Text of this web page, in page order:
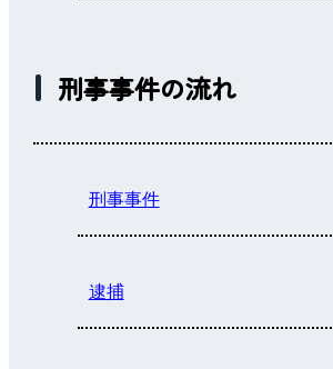
刑事事件の流れ
刑事事件
逮捕